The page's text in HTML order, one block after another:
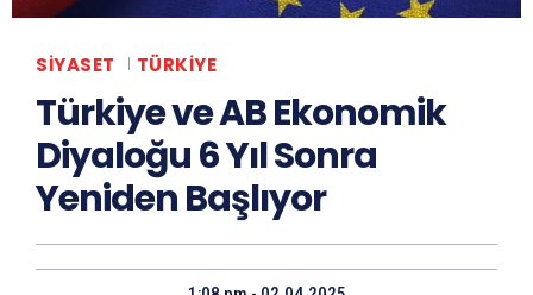
SIYASET TÜRKIYE
Türkiye ve AB Ekonomik
Diyaloğu 6 Yıl Sonra
Yeniden Başlıyor